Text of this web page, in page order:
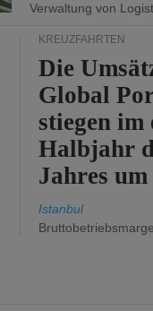
Verwaltung von
KREUZFAHRTEN
Die
Global
stiegen im
Halbjahr
Jahres
Istanbul